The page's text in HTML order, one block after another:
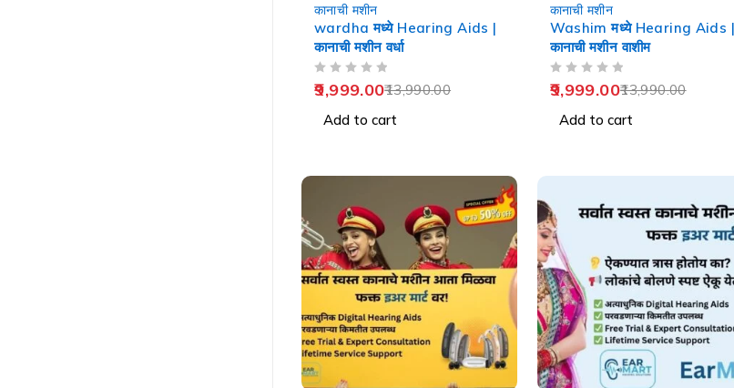
कानाची मशीन
wardha मध्ये Hearing Aids |
कानाची मशीन वर्धा
13,990.00
9,999.00
Add to cart
कानाची मशीन
Washim मध्ये Hearing Aids |
कानाची मशीन वाशीम
13,990.00
9,999.00
Add to cart